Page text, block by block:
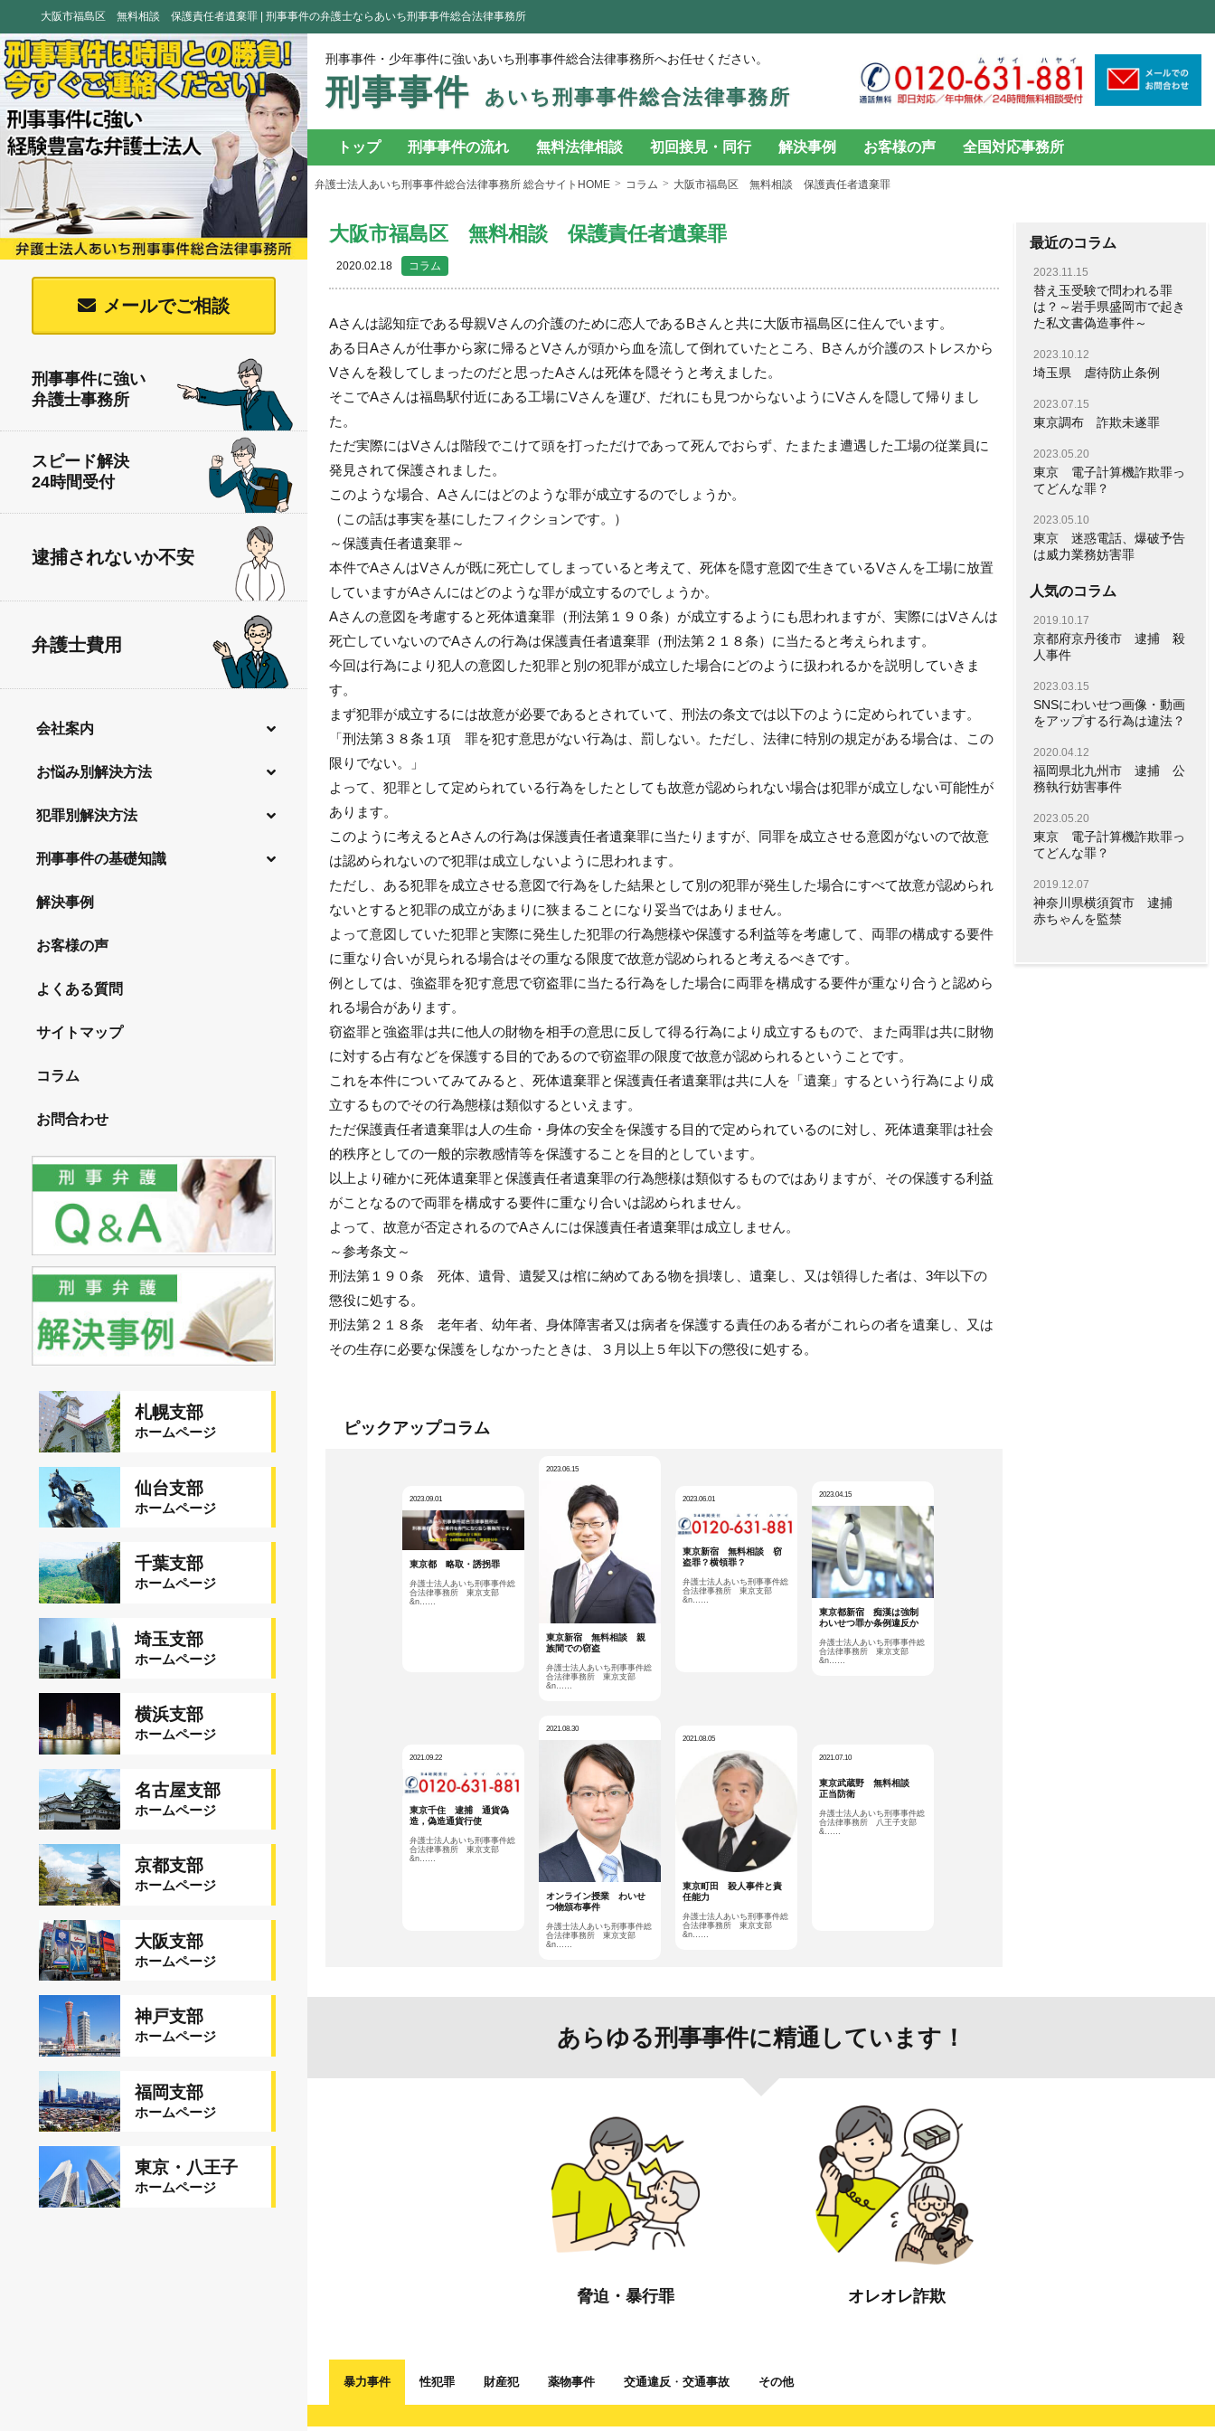
大阪市福島区 無料相談 保護責任者遺棄罪 | 刑事事件の弁護士ならあいち刑事事件総合法律事務所
メールでご相談
刑事事件に強い
弁護士事務所
スピード解決
24時間受付
逮捕されないか不安
弁護士費用
会社案内
弁護士費用
強みと選ばれる理由
初回接見・同行サービス
お悩み別解決方法
逮捕されないか不安
無実・無罪の証明をしたい
前科を避けたい
事件を秘密にしたい
執行猶予にしてほしい
犯罪別解決方法
事件別－暴力事件
暴力事件 TOP
殺人罪
過失致死傷・過失傷害
略取・誘拐罪・人身売買
器物損壊罪
公務執行妨害罪
事件別－性犯罪
性犯罪 TOP
盗撮、のぞき行為
不同意わいせつ、監護者わいせつ
公然わいせつ罪
児童ポルノ・リベンジポルノ
事件別－財産犯
財産犯 TOP
強盗罪
恐喝罪
詐欺罪
事件別－薬物事件
薬物事件 TOP
大麻
麻薬・向精神薬使用
事件別－交通違反・交通事故
ひき逃げ・当て逃げ
無免許運転
飲酒運転
危険運転致死傷
自転車事故
その他
著作権侵害などの知的財産関係法令違反
放火罪・失火罪
犯罪収益移転防止法違反
銃刀法違反
風営法違反
児童虐待・保護責任者遺棄
不正競争防止法違反
住居侵入等事件
名誉毀損罪・侮辱罪
刑事事件の基礎知識
公務員の逮捕・刑事事件
少年事件の処分と弁護士の役割
逮捕には３種類ある
弁護士に依頼する流れ
司法取引で不起訴になるの？
外国人事件の手続きと特色
在留資格と逮捕・刑事事件
刑事裁判の概要・手続
裁判員裁判とは？
取り調べの注意点
前科と国家資格
刑事事件と民事事件の違い
少年事件の手続や流れ・特色
法人と刑事事件
解決事例
お客様の声
よくある質問
サイトマップ
コラム
お問合わせ
札幌支部
ホームページ
仙台支部
ホームページ
千葉支部
ホームページ
埼玉支部
ホームページ
横浜支部
ホームページ
名古屋支部
ホームページ
京都支部
ホームページ
大阪支部
ホームページ
神戸支部
ホームページ
福岡支部
ホームページ
東京・八王子
ホームページ
刑事事件・少年事件に強いあいち刑事事件総合法律事務所へお任せください。
刑事事件 あいち刑事事件総合法律事務所
トップ 刑事事件の流れ 無料法律相談 初回接見・同行 解決事例 お客様の声 全国対応事務所
弁護士法人あいち刑事事件総合法律事務所 総合サイトHOME コラム 大阪市福島区 無料相談 保護責任者遺棄罪
大阪市福島区 無料相談 保護責任者遺棄罪
2020.02.18 コラム
Aさんは認知症である母親Vさんの介護のために恋人であるBさんと共に大阪市福島区に住んでいます。
ある日Aさんが仕事から家に帰るとVさんが頭から血を流して倒れていたところ、Bさんが介護のストレスから
Vさんを殺してしまったのだと思ったAさんは死体を隠そうと考えました。
そこでAさんは福島駅付近にある工場にVさんを運び、だれにも見つからないようにVさんを隠して帰りまし
た。
ただ実際にはVさんは階段でこけて頭を打っただけであって死んでおらず、たまたま遭遇した工場の従業員に
発見されて保護されました。
このような場合、Aさんにはどのような罪が成立するのでしょうか。
（この話は事実を基にしたフィクションです。）
～保護責任者遺棄罪～
本件でAさんはVさんが既に死亡してしまっていると考えて、死体を隠す意図で生きているVさんを工場に放置
していますがAさんにはどのような罪が成立するのでしょうか。
Aさんの意図を考慮すると死体遺棄罪（刑法第１９０条）が成立するようにも思われますが、実際にはVさんは
死亡していないのでAさんの行為は保護責任者遺棄罪（刑法第２１８条）に当たると考えられます。
今回は行為により犯人の意図した犯罪と別の犯罪が成立した場合にどのように扱われるかを説明していきま
す。
まず犯罪が成立するには故意が必要であるとされていて、刑法の条文では以下のように定められています。
「刑法第３８条１項 罪を犯す意思がない行為は、罰しない。ただし、法律に特別の規定がある場合は、この
限りでない。」
よって、犯罪として定められている行為をしたとしても故意が認められない場合は犯罪が成立しない可能性が
あります。
このように考えるとAさんの行為は保護責任者遺棄罪に当たりますが、同罪を成立させる意図がないので故意
は認められないので犯罪は成立しないように思われます。
ただし、ある犯罪を成立させる意図で行為をした結果として別の犯罪が発生した場合にすべて故意が認められ
ないとすると犯罪の成立があまりに狭まることになり妥当ではありません。
よって意図していた犯罪と実際に発生した犯罪の行為態様や保護する利益等を考慮して、両罪の構成する要件
に重なり合いが見られる場合はその重なる限度で故意が認められると考えるべきです。
例としては、強盗罪を犯す意思で窃盗罪に当たる行為をした場合に両罪を構成する要件が重なり合うと認めら
れる場合があります。
窃盗罪と強盗罪は共に他人の財物を相手の意思に反して得る行為により成立するもので、また両罪は共に財物
に対する占有などを保護する目的であるので窃盗罪の限度で故意が認められるということです。
これを本件についてみてみると、死体遺棄罪と保護責任者遺棄罪は共に人を「遺棄」するという行為により成
立するものでその行為態様は類似するといえます。
ただ保護責任者遺棄罪は人の生命・身体の安全を保護する目的で定められているのに対し、死体遺棄罪は社会
的秩序としての一般的宗教感情等を保護することを目的としています。
以上より確かに死体遺棄罪と保護責任者遺棄罪の行為態様は類似するものではありますが、その保護する利益
がことなるので両罪を構成する要件に重なり合いは認められません。
よって、故意が否定されるのでAさんには保護責任者遺棄罪は成立しません。
～参考条文～
刑法第１９０条 死体、遺骨、遺髪又は棺に納めてある物を損壊し、遺棄し、又は領得した者は、3年以下の
懲役に処する。
刑法第２１８条 老年者、幼年者、身体障害者又は病者を保護する責任のある者がこれらの者を遺棄し、又は
その生存に必要な保護をしなかったときは、３月以上５年以下の懲役に処する。
ピックアップコラム
2023.09.01
東京都 略取・誘拐罪
弁護士法人あいち刑事事件総
合法律事務所 東京支部
&n……
2023.06.15
東京新宿 無料相談 親
族間での窃盗
弁護士法人あいち刑事事件総
合法律事務所 東京支部
&n……
2023.06.01
東京新宿 無料相談 窃
盗罪？横領罪？
弁護士法人あいち刑事事件総
合法律事務所 東京支部
&n……
2023.04.15
東京都新宿 痴漢は強制
わいせつ罪か条例違反か
弁護士法人あいち刑事事件総
合法律事務所 東京支部
&n……
2021.09.22
東京千住 逮捕 通貨偽
造，偽造通貨行使
弁護士法人あいち刑事事件総
合法律事務所 東京支部
&n……
2021.08.30
オンライン授業 わいせ
つ物頒布事件
弁護士法人あいち刑事事件総
合法律事務所 東京支部
&n……
2021.08.05
東京町田 殺人事件と責
任能力
弁護士法人あいち刑事事件総
合法律事務所 東京支部
&n……
2021.07.10
東京武蔵野 無料相談
正当防衛
弁護士法人あいち刑事事件総
合法律事務所 八王子支部
&……
最近のコラム
2023.11.15
替え玉受験で問われる罪
は？～岩手県盛岡市で起き
た私文書偽造事件～
2023.10.12
埼玉県 虐待防止条例
2023.07.15
東京調布 詐欺未遂罪
2023.05.20
東京 電子計算機詐欺罪っ
てどんな罪？
2023.05.10
東京 迷惑電話、爆破予告
は威力業務妨害罪
人気のコラム
2019.10.17
京都府京丹後市 逮捕 殺
人事件
2023.03.15
SNSにわいせつ画像・動画
をアップする行為は違法？
2020.04.12
福岡県北九州市 逮捕 公
務執行妨害事件
2023.05.20
東京 電子計算機詐欺罪っ
てどんな罪？
2019.12.07
神奈川県横須賀市 逮捕
赤ちゃんを監禁
あらゆる刑事事件に精通しています！
脅迫・暴行罪 オレオレ詐欺
暴力事件 性犯罪 財産犯 薬物事件 交通違反 ・ 交通事故 その他